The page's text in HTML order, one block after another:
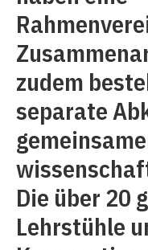
zudem
separate
Die über 20
Lehrstühle